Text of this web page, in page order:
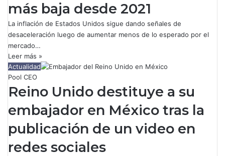
más baja desde 2021
La inflación de Estados Unidos sigue dando señales de
desaceleración luego de aumentar menos de lo esperado por el
mercado…
Leer más »
Actualidad
Pool CEO
Reino Unido destituye a su
embajador en México tras la
publicación de un video en
redes sociales